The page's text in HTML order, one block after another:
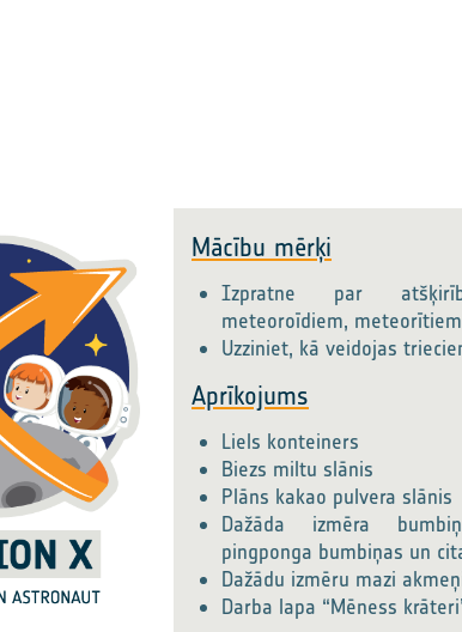
Mācību mērķi
Izpratne par
meteoroīdiem,
Uzziniet, kā veidojas
Aprīkojums
Liels konteiners
Biezs miltu slānis
Plāns kakao pulvera slānis
Dažāda izmēra
pingponga bumbiņas un
Dažādu izmēru mazi
Darba lapa “Mēness